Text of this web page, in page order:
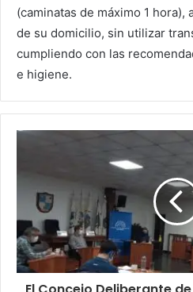
(caminatas de máximo 1 hora),
de su domicilio, sin utilizar
cumpliendo con las
e higiene.